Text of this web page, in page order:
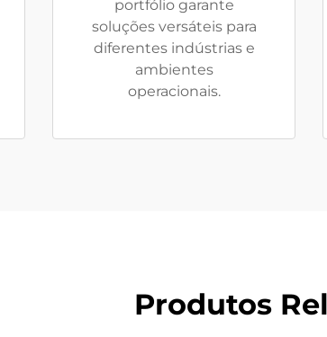
portfólio garante
soluções versáteis para
diferentes indústrias e
ambientes
operacionais.
Produtos